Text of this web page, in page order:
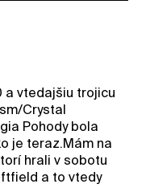
a vtedajšiu trojicu
Crystal
Pohody bola
je teraz.Mám na
hrali v sobotu
a to vtedy